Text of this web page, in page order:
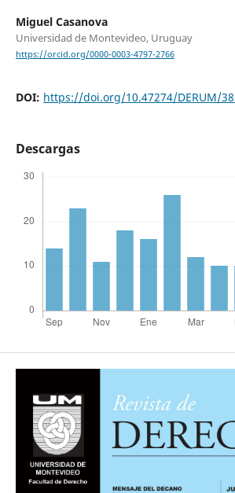
Miguel Casanova
Universidad de Montevideo, Uruguay
https://orcid.org/0000-0003-4797-2766
DOI: https://doi.org/10.47274/DERUM/
Descargas